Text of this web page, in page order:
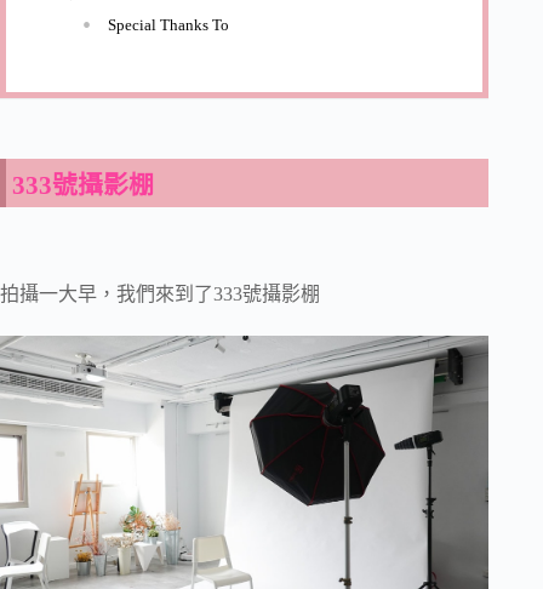
Special Thanks To
333號攝影棚
拍攝一大早，我們來到了333號攝影棚